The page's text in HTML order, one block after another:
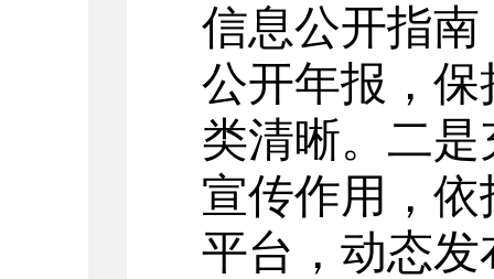
信息公开指
公开年报 ， 保
类清晰。二
宣传作用，依
平台，动态